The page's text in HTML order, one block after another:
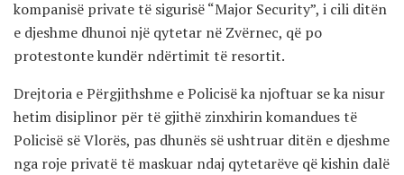
kompanisë private të sigurisë “Major Security”, i cili ditën
e djeshme dhunoi një qytetar në Zvërnec, që po
protestonte kundër ndërtimit të resortit.
Drejtoria e Përgjithshme e Policisë ka njoftuar se ka nisur
hetim disiplinor për të gjithë zinxhirin komandues të
Policisë së Vlorës, pas dhunës së ushtruar ditën e djeshme
nga roje privatë të maskuar ndaj qytetarëve që kishin dalë